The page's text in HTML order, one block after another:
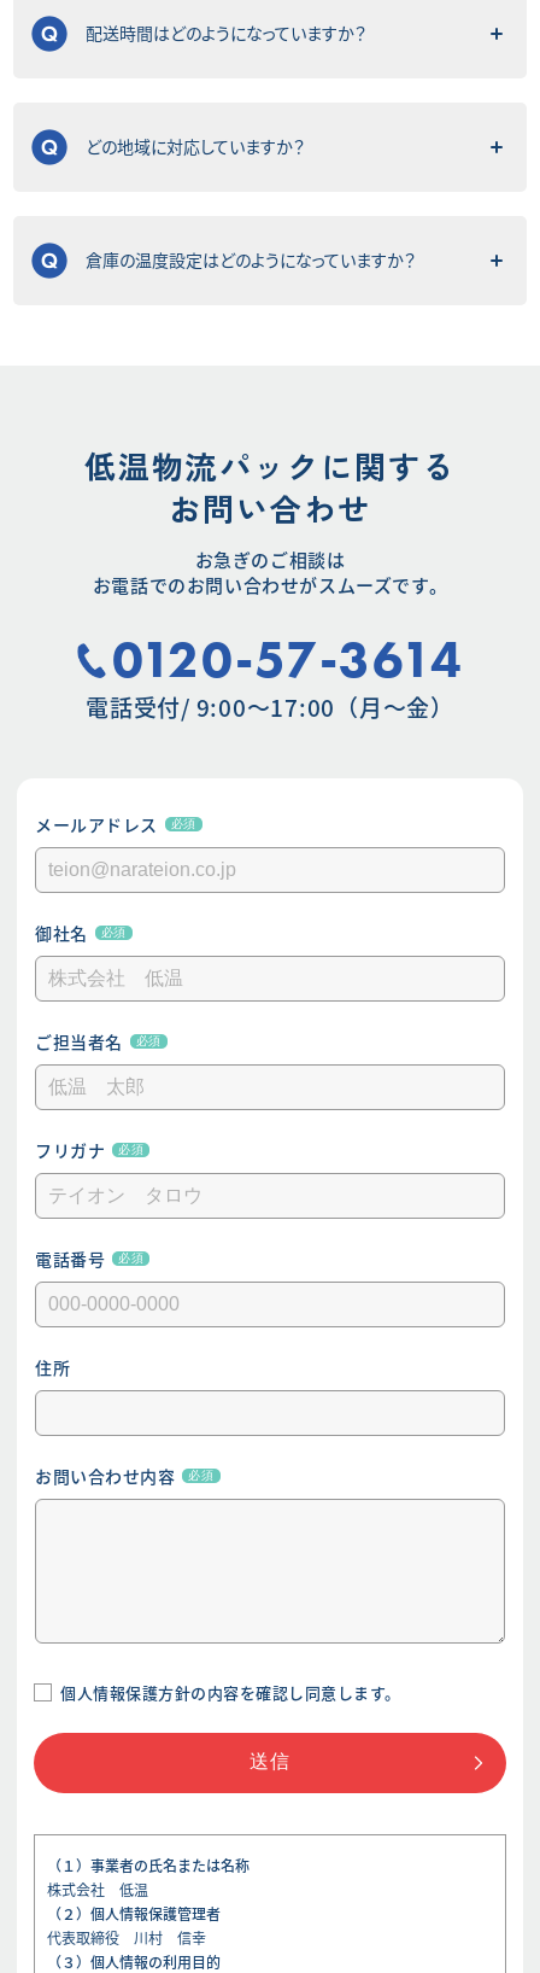
配送時間はどのようになっていますか？
どの地域に対応していますか？
倉庫の温度設定はどのようになっていますか？
低温物流パックに関する
お問い合わせ
お急ぎのご相談は
お電話でのお問い合わせがスムーズです。
0120-57-3614
電話受付/ 9:00〜17:00（月〜金）
メールアドレス 必須
御社名 必須
ご担当者名 必須
フリガナ 必須
電話番号 必須
住所
お問い合わせ内容 必須
個人情報保護方針の内容を確認し同意します。
（１）事業者の氏名または名称
株式会社 低温
（２）個人情報保護管理者
代表取締役 川村 信幸
（３）個人情報の利用目的